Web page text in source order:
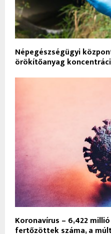
Népegészségügyi
örökítőanyag
Koronavírus – 6,422
fertőzöttek száma, a